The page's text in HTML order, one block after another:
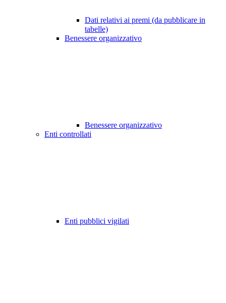
Dati relativi ai premi (da pubblicare in
tabelle)
Benessere organizzativo
Benessere organizzativo
Enti controllati
Enti pubblici vigilati